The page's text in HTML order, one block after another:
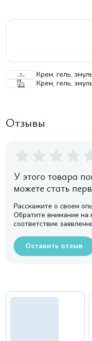
Крем, гель,
Крем, гель,
Отзывы
У этого товара
можете стать
Расскажите о своем
Обратите внимание на
соответствие
Оставить отзыв